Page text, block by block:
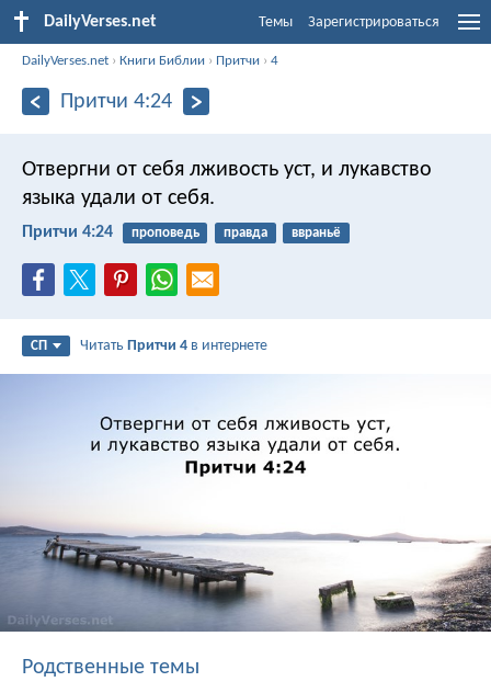
DailyVerses.net Темы Зарегистрироваться
DailyVerses.net ›Книги Библии › Притчи ›4
Притчи 4:24
Отвергни от себя лживость уст, и лукавство
языка удали от себя.
Притчи 4:24 проповедь правда ввраньё
СП ЧитатьПритчи 4 в интернете
Родственные темы